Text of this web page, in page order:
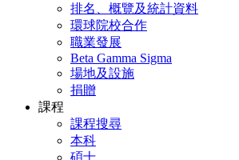
排名、概覽及統計資料
環球院校合作
職業發展
Beta Gamma Sigma
場地及設施
捐贈
課程
課程搜尋
本科